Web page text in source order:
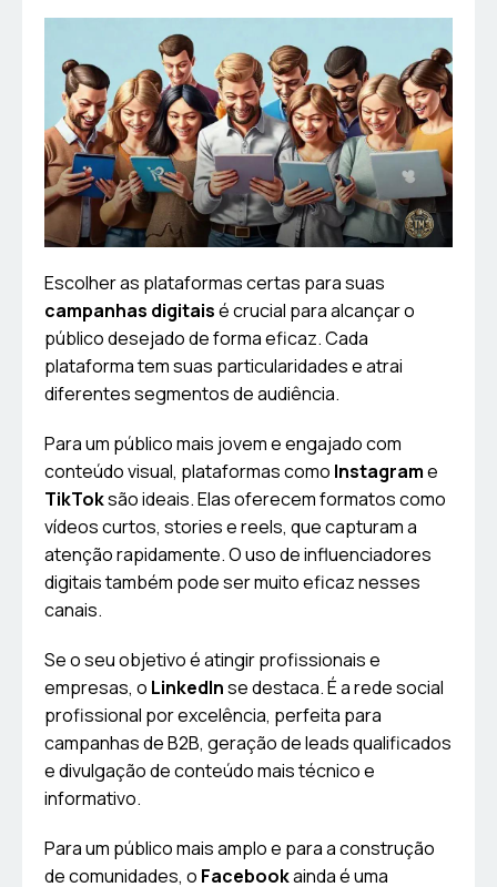
Escolher as plataformas certas para suas
campanhas digitaisé crucial para alcançar o
público desejado de forma eficaz. Cada
plataforma tem suas particularidades e atrai
diferentes segmentos de audiência.
Para um público mais jovem e engajado com
conteúdo visual, plataformas como Instagrame
TikToksão ideais. Elas oferecem formatos como
vídeos curtos, stories e reels, que capturam a
atenção rapidamente. O uso de influenciadores
digitais também pode ser muito eficaz nesses
canais.
Se o seu objetivo é atingir profissionais e
empresas, o LinkedInse destaca. É a rede social
profissional por excelência, perfeita para
campanhas de B2B, geração de leads qualificados
e divulgação de conteúdo mais técnico e
informativo.
Para um público mais amplo e para a construção
de comunidades, o Facebookainda é uma